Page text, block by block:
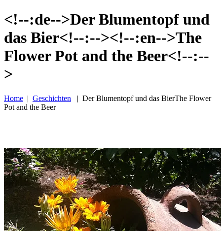
<!--:de-->Der Blumentopf und
das Bier<!--:--><!--:en-->The
Flower Pot and the Beer<!--:--
>
Home | Geschichten | Der Blumentopf und das BierThe Flower
Pot and the Beer